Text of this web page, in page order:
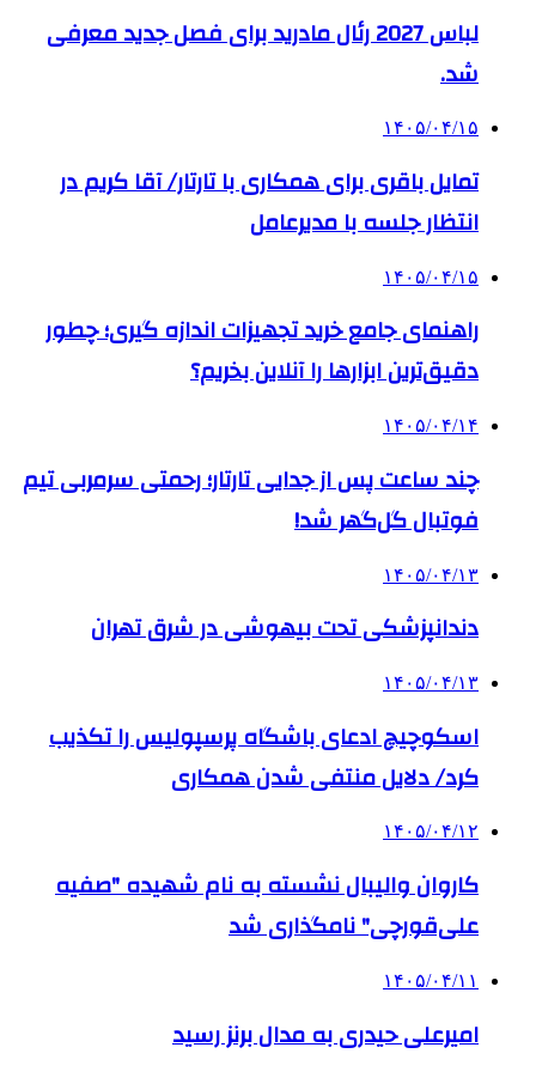
لباس 2027 رئال مادرید برای فصل جدید معرفی
شد.
۱۴۰۵/۰۴/۱۵
تمایل باقری برای همکاری با تارتار/ آقا کریم در
انتظار جلسه با مدیرعامل
۱۴۰۵/۰۴/۱۵
راهنمای جامع خرید تجهیزات اندازه گیری؛ چطور
دقیق‌ترین ابزارها را آنلاین بخریم؟
۱۴۰۵/۰۴/۱۴
چند ساعت پس از جدایی تارتار؛ رحمتی سرمربی تیم
فوتبال گل‌گهر شد!
۱۴۰۵/۰۴/۱۳
دندانپزشکی تحت بیهوشی در شرق تهران
۱۴۰۵/۰۴/۱۳
اسکوچیچ ادعای باشگاه پرسپولیس را تکذیب
کرد/ دلایل منتفی شدن همکاری
۱۴۰۵/۰۴/۱۲
کاروان والیبال نشسته به نام شهیده "صفیه
علی‌قورچی" نامگذاری شد
۱۴۰۵/۰۴/۱۱
امیرعلی حیدری به مدال برنز رسید